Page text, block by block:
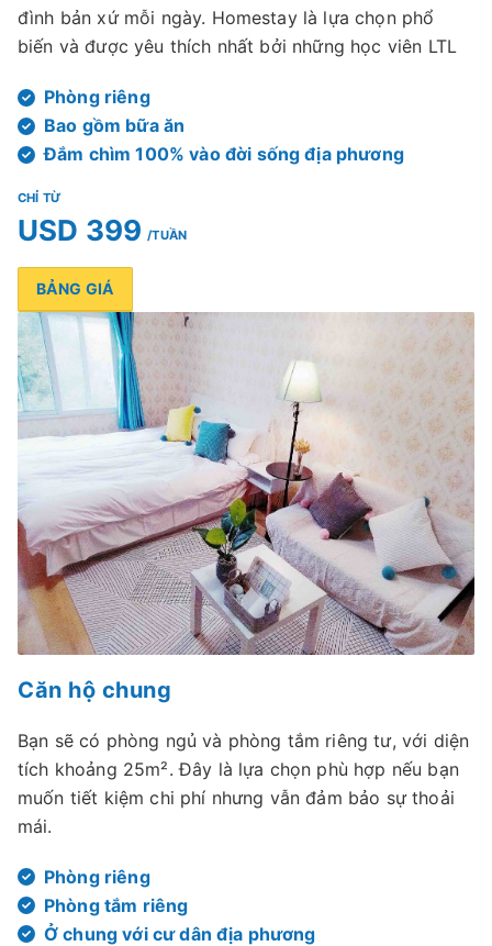
đình bản xứ mỗi ngày. Homestay là lựa chọn phổ
biến và được yêu thích nhất bởi những học viên LTL
Phòng riêng
Bao gồm bữa ăn
Đắm chìm 100% vào đời sống địa phương
CHỈ TỪ
USD 399 /TUẦN
BẢNG GIÁ
Căn hộ chung
Bạn sẽ có phòng ngủ và phòng tắm riêng tư, với diện
tích khoảng 25m². Đây là lựa chọn phù hợp nếu bạn
muốn tiết kiệm chi phí nhưng vẫn đảm bảo sự thoải
mái.
Phòng riêng
Phòng tắm riêng
Ở chung với cư dân địa phương